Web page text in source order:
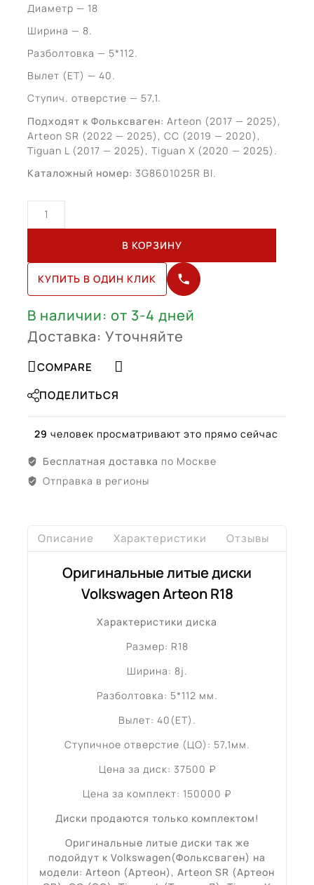
Диаметр — 18
Ширина — 8.
Разболтовка — 5*112.
Вылет (ЕТ) — 40.
Ступич. отверстие — 57,1.
Подходят к Фольксваген: Arteon (2017 — 2025),
Arteon SR (2022 — 2025), CC (2019 — 2020),
Tiguan L (2017 — 2025), Tiguan X (2020 — 2025).
Каталожный номер: 3G8601025R Bl.
Количество
товара
R18
(3G8601025R
Bl)
В КОРЗИНУ
КУПИТЬ В ОДИН КЛИК
В наличии: от 3-4 дней
Доставка: Уточняйте
COMPARE
ПОДЕЛИТЬСЯ
29 человек просматривают это прямо сейчас
Бесплатная доставка по Москве
Отправка в регионы
Описание Характеристики Отзывы
Оригинальные литые диски
Volkswagen Arteon R18
Характеристики диска
Размер: R18
Ширина: 8j.
Разболтовка: 5*112 мм.
Вылет: 40(ET).
Ступичное отверстие (ЦО): 57,1мм.
Цена за диск: 37500 ₽
Цена за комплект: 150000 ₽
Диски продаются только комплектом!
Оригинальные литые диски так же
подойдут к Volkswagen(Фольксваген) на
модели: Arteon (Артеон), Arteon SR (Артеон